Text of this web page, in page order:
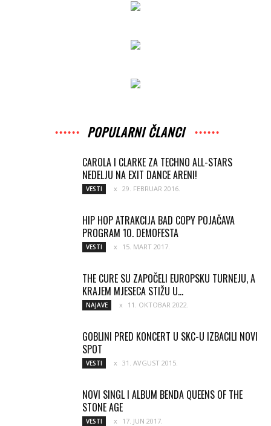
POPULARNI ČLANCI
CAROLA I CLARKE ZA TECHNO ALL-STARS
NEDELJU NA EXIT DANCE ARENI!
VESTI 29. FEBRUAR 2016.
HIP HOP ATRAKCIJA BAD COPY POJAČAVA
PROGRAM 10. DEMOFESTA
VESTI 15. MART 2017.
THE CURE SU ZAPOČELI EUROPSKU TURNEJU, A
KRAJEM MJESECA STIŽU U...
NAJAVE 11. OKTOBAR 2022.
GOBLINI PRED KONCERT U SKC-U IZBACILI NOVI
SPOT
VESTI 31. AVGUST 2015.
NOVI SINGL I ALBUM BENDA QUEENS OF THE
STONE AGE
VESTI 17. JUN 2017.